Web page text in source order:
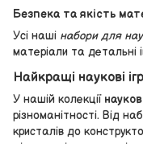
Безпека та якість
Усі наші набори для
матеріали та детальні
Найкращі наукові
У нашій колекції
різноманітності. Від
кристалів до